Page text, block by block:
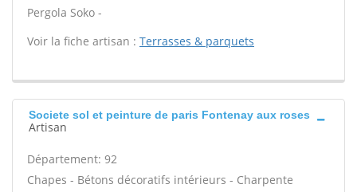
Pergola Soko -
Voir la fiche artisan : Terrasses & parquets
Societe sol et peinture de paris Fontenay aux roses
Artisan
Département: 92
Chapes - Bétons décoratifs intérieurs - Charpente